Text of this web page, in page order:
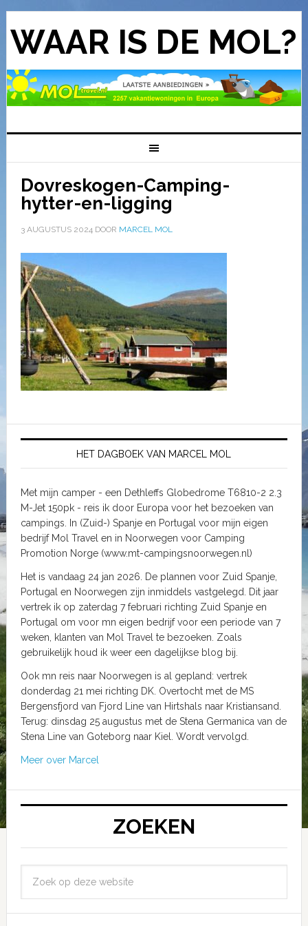
WAAR IS DE MOL?
Dovreskogen-Camping-
hytter-en-ligging
3 AUGUSTUS 2024DOOR MARCEL MOL
HET DAGBOEK VAN MARCEL MOL
Met mijn camper - een Dethleffs Globedrome T6810-2 2.3
M-Jet 150pk - reis ik door Europa voor het bezoeken van
campings. In (Zuid-) Spanje en Portugal voor mijn eigen
bedrijf Mol Travel en in Noorwegen voor Camping
Promotion Norge (www.mt-campingsnoorwegen.nl)
Het is vandaag 24 jan 2026. De plannen voor Zuid Spanje,
Portugal en Noorwegen zijn inmiddels vastgelegd. Dit jaar
vertrek ik op zaterdag 7 februari richting Zuid Spanje en
Portugal om voor mn eigen bedrijf voor een periode van 7
weken, klanten van Mol Travel te bezoeken. Zoals
gebruikelijk houd ik weer een dagelijkse blog bij.
Ook mn reis naar Noorwegen is al gepland: vertrek
donderdag 21 mei richting DK. Overtocht met de MS
Bergensfjord van Fjord Line van Hirtshals naar Kristiansand.
Terug: dinsdag 25 augustus met de Stena Germanica van de
Stena Line van Goteborg naar Kiel. Wordt vervolgd.
Meer over Marcel
ZOEKEN